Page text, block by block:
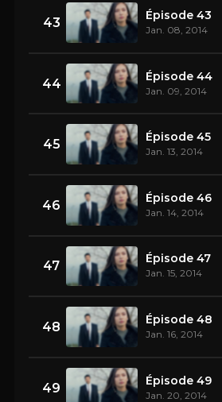
43 Épisode 43
Jan. 08, 2014
44 Épisode 44
Jan. 09, 2014
45 Épisode 45
Jan. 13, 2014
46 Épisode 46
Jan. 14, 2014
47 Épisode 47
Jan. 15, 2014
48 Épisode 48
Jan. 16, 2014
49 Épisode 49
Jan. 20, 2014